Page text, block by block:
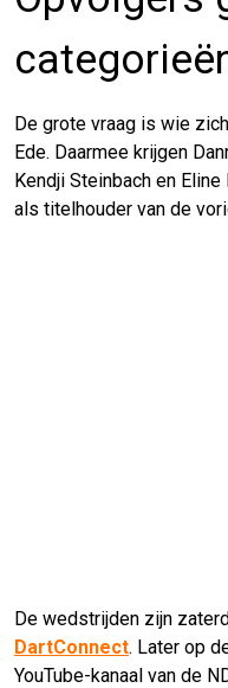
De grote vraag is wie
Ede. Daarmee krijgen
Kendji Steinbach en
als titelhouder van de
De wedstrijden zijn
DartConnect. Later op
YouTube-kanaal van de